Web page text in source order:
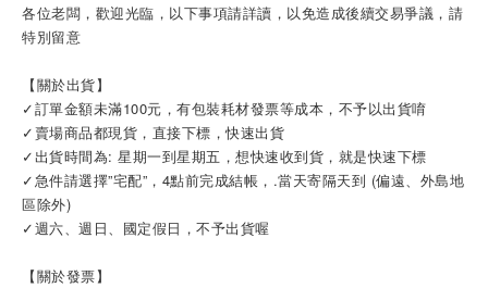
各位老闆，歡迎光臨，以下事項請詳讀，以免造成後續交易爭議，請
特別留意
【關於出貨】
✓訂單金額未滿100元，有包裝耗材發票等成本，不予以出貨唷
✓賣場商品都現貨，直接下標，快速出貨
✓出貨時間為: 星期一到星期五，想快速收到貨，就是快速下標
✓急件請選擇”宅配”，4點前完成結帳，.當天寄隔天到 (偏遠、外島地
區除外)
✓週六、週日、國定假日，不予出貨喔
【關於發票】